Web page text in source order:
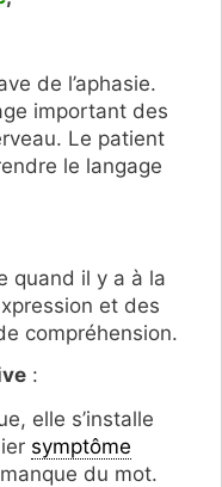
de l’aphasie.
important des
Le patient
le langage
quand il y a à la
et des
compréhension.
:
elle s’installe
symptôme
du mot.